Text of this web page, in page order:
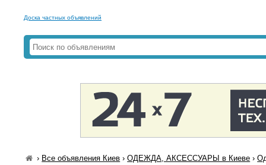
Доска частных объявлений
› Все объявления Киев ›ОДЕЖДА, АКСЕССУАРЫ в Киеве ›